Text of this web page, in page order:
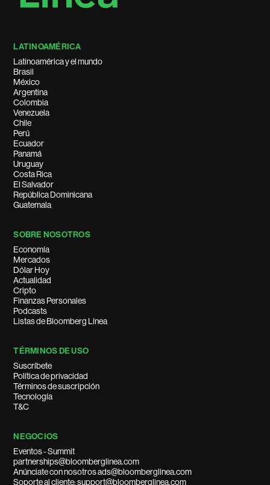
LATINOAMÉRICA
Latinoamérica y el mundo
Brasil
México
Argentina
Colombia
Venezuela
Chile
Perú
Ecuador
Panamá
Uruguay
Costa Rica
El Salvador
República Dominicana
Guatemala
SOBRE NOSOTROS
Economía
Mercados
Dólar Hoy
Actualidad
Cripto
Finanzas Personales
Podcasts
Listas de Bloomberg Línea
TÉRMINOS DE USO
Suscríbete
Política de privacidad
Términos de suscripción
Tecnología
T&C
NEGOCIOS
Eventos - Summit
partnerships@bloomberglinea.com
Anúnciate con nosotros ads@bloomberglinea.com
Soporte al cliente: support@bloomberglinea.com